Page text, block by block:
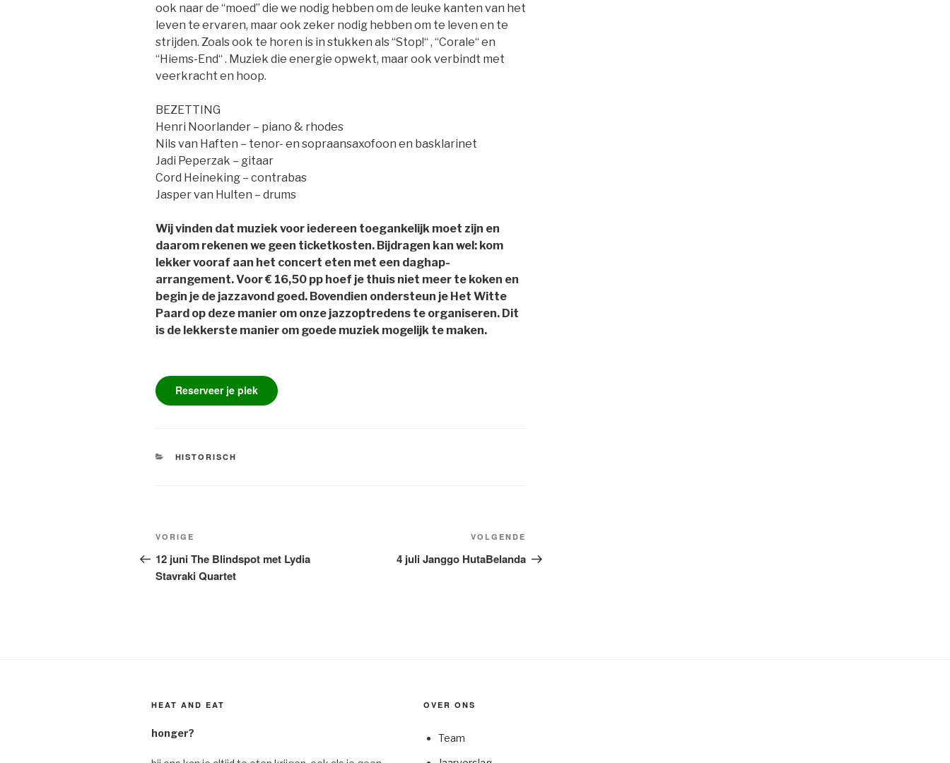
ook naar de “moed” die we nodig hebben om de leuke kanten van het
leven te ervaren, maar ook zeker nodig hebben om te leven en te
strijden. Zoals ook te horen is in stukken als “Stop!“ , “Corale“ en
“Hiems-End“ . Muziek die energie opwekt, maar ook verbindt met
veerkracht en hoop.
BEZETTING
Henri Noorlander – piano & rhodes
Nils van Haften – tenor- en sopraansaxofoon en basklarinet
Jadi Peperzak – gitaar
Cord Heineking – contrabas
Jasper van Hulten – drums
Wij vinden dat muziek voor iedereen toegankelijk moet zijn en
daarom rekenen we geen ticketkosten. Bijdragen kan wel: kom
lekker vooraf aan het concert eten met een daghap-
arrangement. Voor € 16,50 pp hoef je thuis niet meer te koken en
begin je de jazzavond goed. Bovendien ondersteun je Het Witte
Paard op deze manier om onze jazzoptredens te organiseren. Dit
is de lekkerste manier om goede muziek mogelijk te maken.
Reserveer je plek
CATEGORIEËN
HISTORISCH
Bericht
navigatie
Vorig
bericht
VORIGE
12 juni The Blindspot met Lydia
Stavraki Quartet
bericht
VOLGENDE
4 juli Janggo HutaBelanda
HEAT AND EAT
honger?
OVER ONS
Team